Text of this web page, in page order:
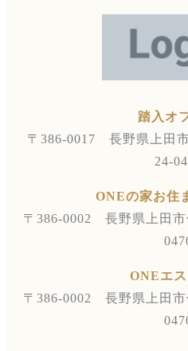
踏入オ
〒386-0017 長野県上田
24-
ONEの家お住
〒386-0002 長野県上田市
ONEエス
〒386-0002 長野県上田市